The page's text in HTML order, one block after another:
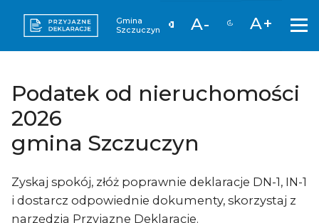
Gmina
Szczuczyn
A- A+
Podatek od nieruchomości
2026
gmina Szczuczyn
Zyskaj spokój, złóż poprawnie deklaracje DN-1, IN-1
i dostarcz odpowiednie dokumenty, skorzystaj z
narzędzia Przyjazne Deklaracje.